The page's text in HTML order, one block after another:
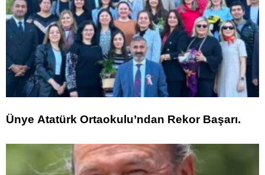
Ünye Atatürk Ortaokulu’ndan Rekor Başarı.